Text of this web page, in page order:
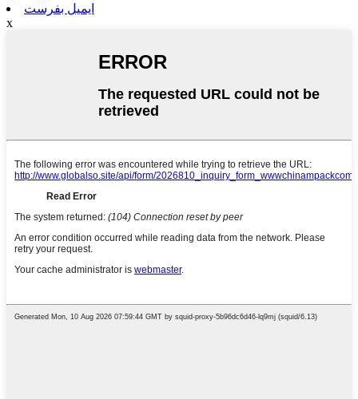
ایمیل بفرست
x